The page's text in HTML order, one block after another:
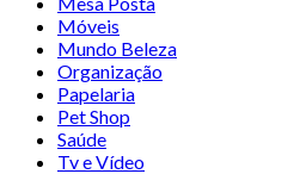
Móveis
Mundo Beleza
Organização
Papelaria
Pet Shop
Saúde
Tv e Vídeo